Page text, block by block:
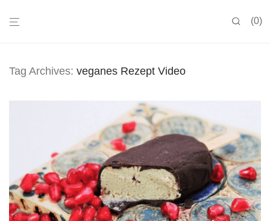
0
Tag Archives: veganes Rezept Video